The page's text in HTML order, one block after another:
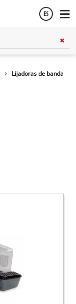
ES
Lijadoras de banda